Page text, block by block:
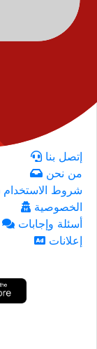
إتصل بنا
من نحن
شروط الاستخدام
الخصوصية
أسئلة وإجابات
إعلانات